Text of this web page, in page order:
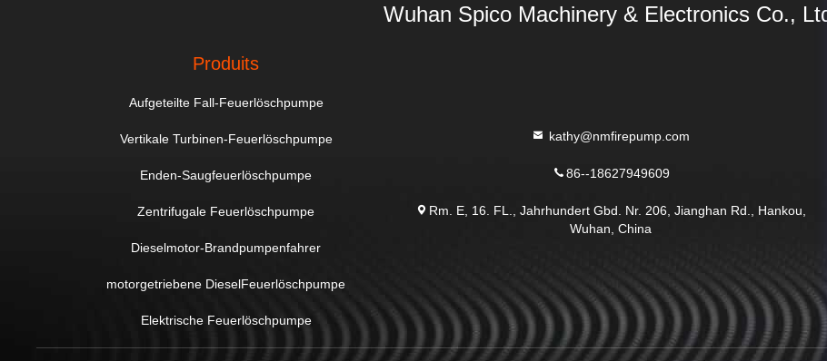
Wuhan Spico Machinery & Electronics Co.,
Produits
Aufgeteilte Fall-Feuerlöschpumpe
Vertikale Turbinen-Feuerlöschpumpe
Enden-Saugfeuerlöschpumpe
Zentrifugale Feuerlöschpumpe
Dieselmotor-Brandpumpenfahrer
motorgetriebene DieselFeuerlöschpumpe
Elektrische Feuerlöschpumpe
kathy@nmfirepump.com
86--18627949609
Rm. E, 16. FL., Jahrhundert Gbd. Nr. 206, Jianghan Rd., Hankou,
Wuhan, China